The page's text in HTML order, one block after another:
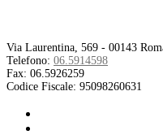
Via Laurentina, 569 - 00143
Telefono: 06.5914598
Fax: 06.5926259
Codice Fiscale: 95098260631